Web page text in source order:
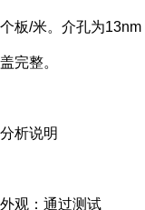
个板/米。介孔为
盖完整。
分析说明
外观：通过测试